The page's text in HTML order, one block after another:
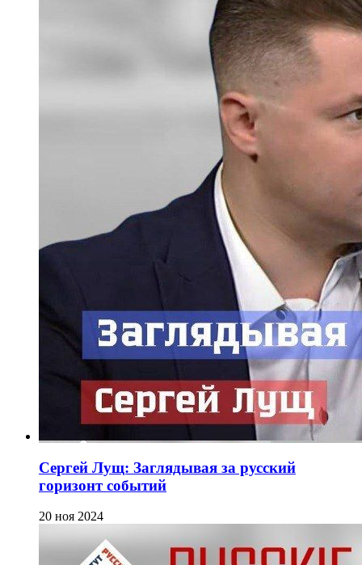
Сергей Лущ: Заглядывая за русский
горизонт событий
20 ноя 2024